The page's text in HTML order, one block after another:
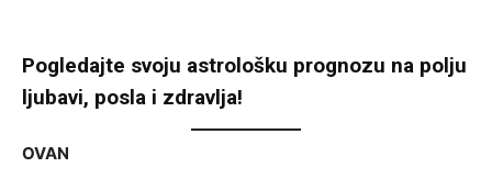
Pogledajte svoju astrološku prognozu na polju
ljubavi, posla i zdravlja!
OVAN